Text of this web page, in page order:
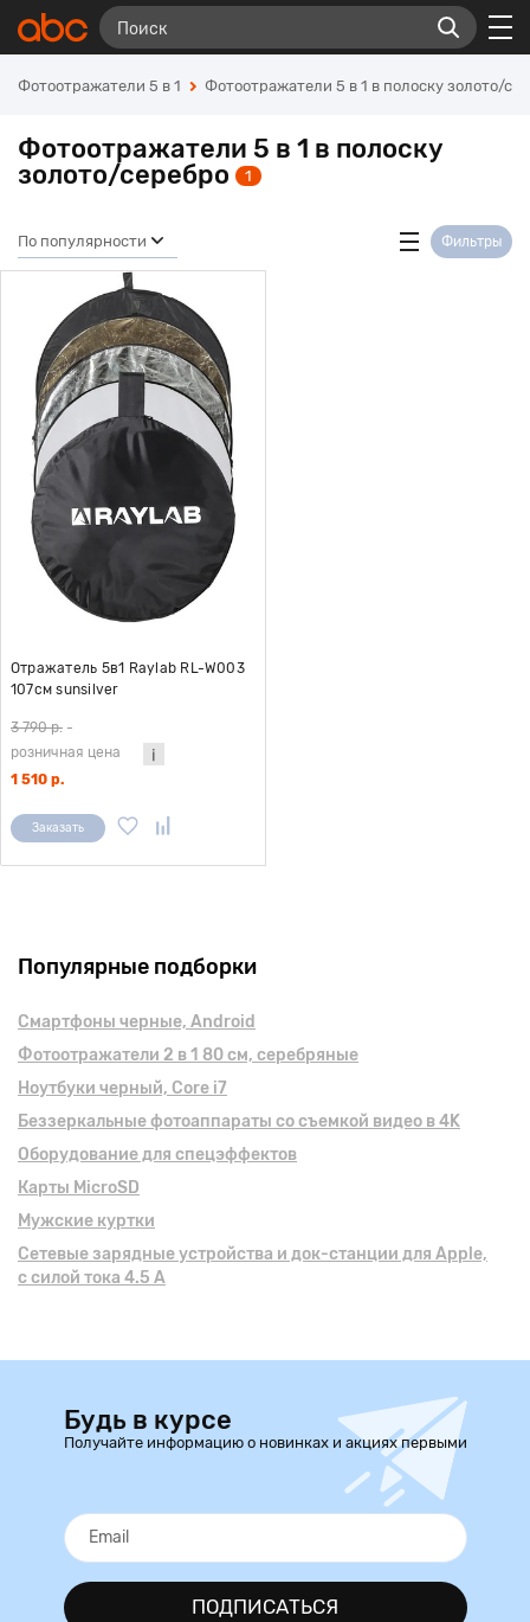
Фотоотражатели 5 в 1 Фотоотражатели 5 в 1 в полоску золото/
Фотоотражатели 5 в 1 в полоску
золото/серебро
1
По популярности Фильтры
Отражатель 5в1 Raylab RL-W003
107см sunsilver
3 790 р. -
розничная цена
1 510 р.
Заказать
Популярные подборки
Смартфоны черные, Android
Фотоотражатели 2 в 1 80 см, серебряные
Ноутбуки черный, Core i7
Беззеркальные фотоаппараты со съемкой видео в 4K
Оборудование для спецэффектов
Карты MicroSD
Мужские куртки
Сетевые зарядные устройства и док-станции для Apple,
с силой тока 4.5 А
Будь в курсе
Получайте информацию о новинках и акциях первыми
ПОДПИСАТЬСЯ